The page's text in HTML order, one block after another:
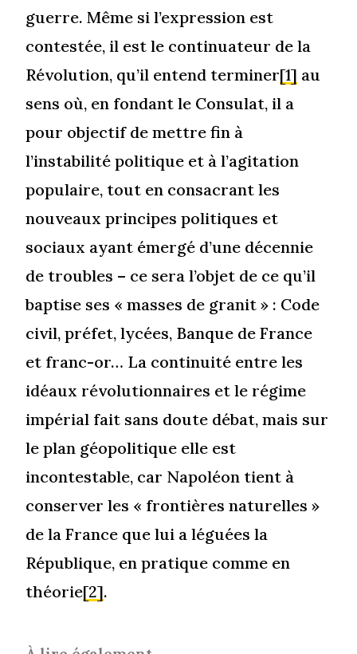
guerre. Même si l’expression est
contestée, il est le continuateur de la
Révolution, qu’il entend terminer[1] au
sens où, en fondant le Consulat, il a
pour objectif de mettre fin à
l’instabilité politique et à l’agitation
populaire, tout en consacrant les
nouveaux principes politiques et
sociaux ayant émergé d’une décennie
de troubles – ce sera l’objet de ce qu’il
baptise ses « masses de granit » : Code
civil, préfet, lycées, Banque de France
et franc-or… La continuité entre les
idéaux révolutionnaires et le régime
impérial fait sans doute débat, mais sur
le plan géopolitique elle est
incontestable, car Napoléon tient à
conserver les « frontières naturelles »
de la France que lui a léguées la
République, en pratique comme en
théorie[2].